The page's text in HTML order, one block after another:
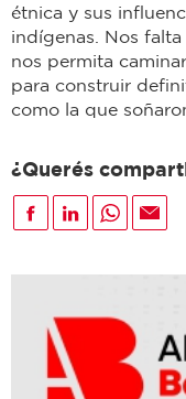
étnica y sus
indígenas. Nos
nos permita
para construir
como la que
¿Querés